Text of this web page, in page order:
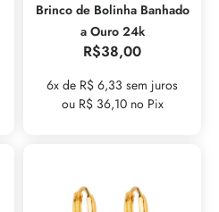
Brinco de Bolinha Banhado
a Ouro 24k
R$38,00
6x de R$ 6,33 sem juros
ou R$ 36,10 no Pix